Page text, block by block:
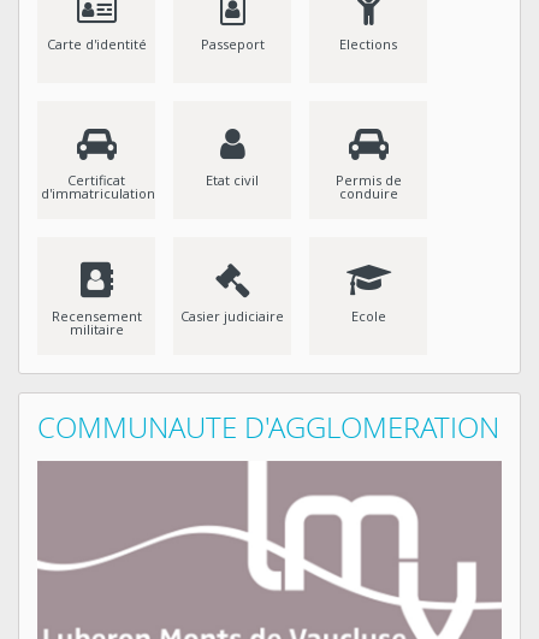
Carte d'identité Passeport Elections
Certificat
d'immatriculation
Etat civil Permis de
conduire
Recensement
militaire
Casier judiciaire Ecole
COMMUNAUTE D'AGGLOMERATION